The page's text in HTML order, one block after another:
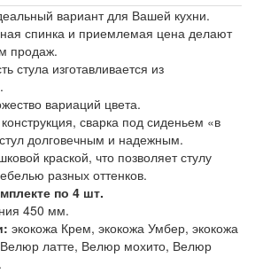
вариант для Вашей кухни.
спинка и приемлемая цена делают
продаж.
стула изготавливается из
вариаций цвета.
сварка под сиденьем «в
долговечным и надежным.
краской, что позволяет стулу
разных оттенков.
по 4 шт.
450 мм.
экокожа Крем, экокожа Умбер, экокожа
латте, Велюр мохито, Велюр